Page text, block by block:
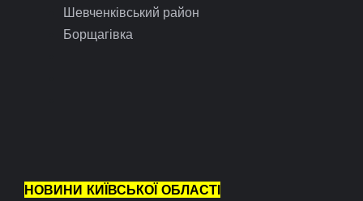
Шевченківський район
Борщагівка
НОВИНИ КИЇВСЬКОЇ ОБЛАСТІ